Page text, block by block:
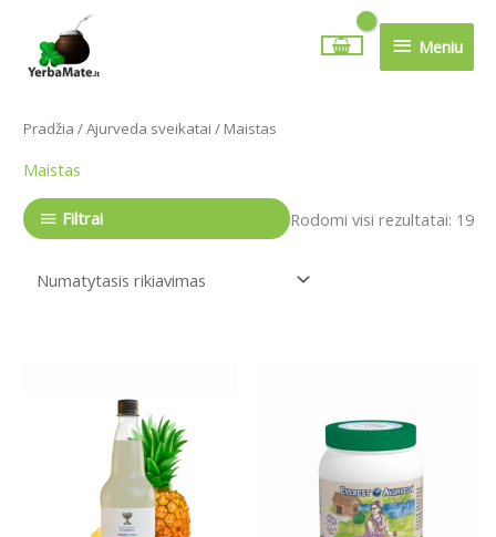
turinio
Meniu
Meniu
Pradžia /Ajurveda sveikatai / Maistas
Maistas
Filtrai Rodomi visi rezultatai: 19